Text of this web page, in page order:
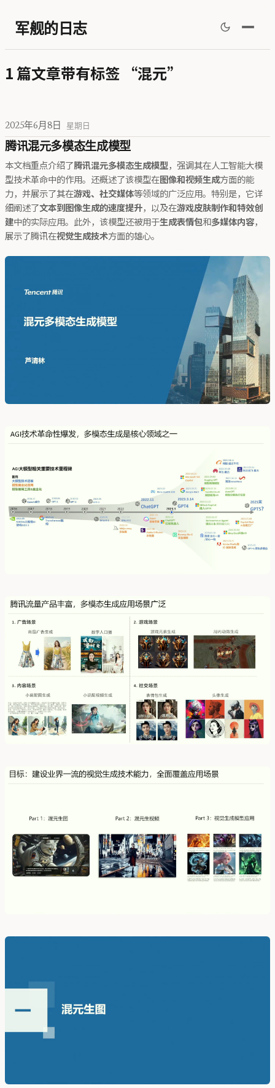
军舰的日志
1 篇文章带有标签 “混元”
2025年6月8日 星期日
腾讯混元多模态生成模型
本文档重点介绍了腾讯混元多模态生成模型，强调其在人工智能大模
型技术革命中的作用。还概述了该模型在图像和视频生成方面的能
力，并展示了其在游戏、社交媒体等领域的广泛应用。特别是，它详
细阐述了文本到图像生成的速度提升，以及在游戏皮肤制作和特效创
建中的实际应用。此外，该模型还被用于生成表情包和多媒体内容，
展示了腾讯在视觉生成技术方面的雄心。